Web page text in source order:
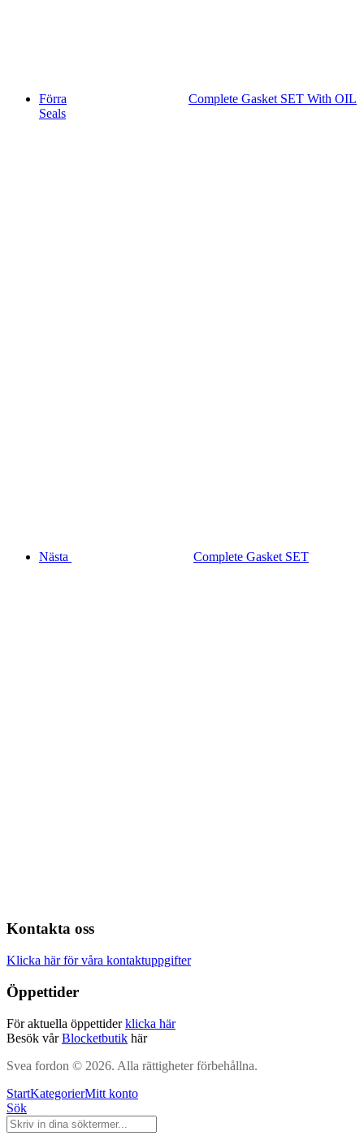
Förra
Complete Gasket SET With OIL
Seals
Nästa Complete Gasket SET
Kontakta oss
Klicka här för våra kontaktuppgifter
Öppettider
För aktuella öppettiderklicka här
Besök vårBlocketbutik här
Svea fordon © 2026. Alla rättigheter förbehållna.
StartKategorierMitt konto
Sök